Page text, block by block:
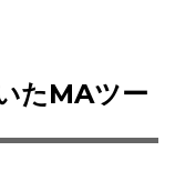
たMAツー